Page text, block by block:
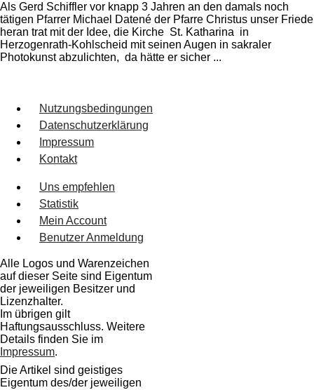
Als Gerd Schiffler vor knapp 3 Jahren an den damals noch
tätigen Pfarrer Michael Datené der Pfarre Christus unser Friede
heran trat mit der Idee, die Kirche St. Katharina in
Herzogenrath-Kohlscheid mit seinen Augen in sakraler
Photokunst abzulichten, da hätte er sicher ...
Nutzungsbedingungen
Datenschutzerklärung
Impressum
Kontakt
Uns empfehlen
Statistik
Mein Account
Benutzer Anmeldung
Alle Logos und Warenzeichen
auf dieser Seite sind Eigentum
der jeweiligen Besitzer und
Lizenzhalter.
Im übrigen gilt
Haftungsausschluss. Weitere
Details finden Sie im
Impressum.
Die Artikel sind geistiges
Eigentum des/der jeweiligen